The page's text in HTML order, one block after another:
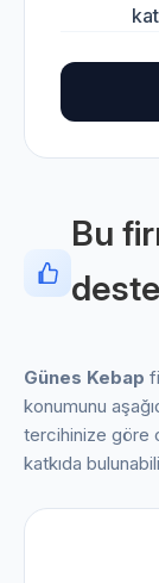
Bu
Günes Kebap
konumunu
tercihinize göre
katkıda